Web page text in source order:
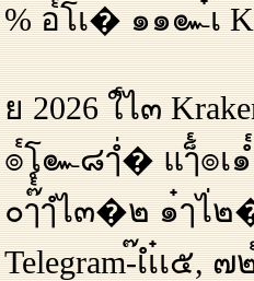
% อ๎โเ� ๑๑๛๋๊เ
ย 2026 ใ๎ไ๓
๏๎โ๛๘ๅํ่� แๅ็๎๏เ
๐ๅ๊๎์ๅํไ๓�๒ ๑๋ๅไ่๒
Telegram-๊เํเ๋เ๕